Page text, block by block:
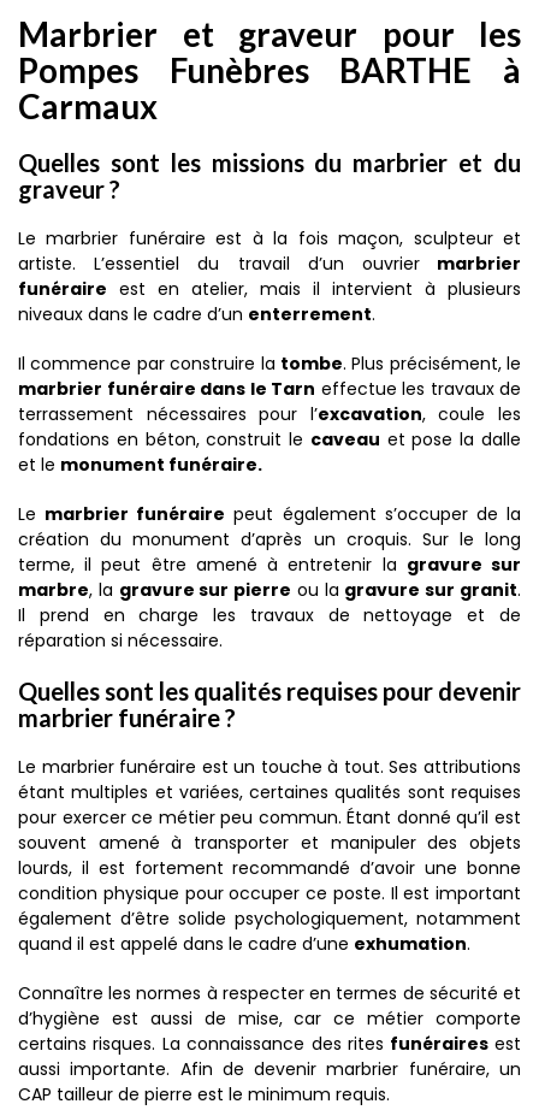
Marbrier et graveur pour les
Pompes Funèbres BARTHE à
Carmaux
Quelles sont les missions du marbrier et du
graveur ?
Le marbrier funéraire est à la fois maçon, sculpteur et
artiste. L’essentiel du travail d’un ouvriermarbrier
funéraire est en atelier, mais il intervient à plusieurs
niveaux dans le cadre d’un enterrement.
Il commence par construire la tombe. Plus précisément, le
marbrier funéraire dans le Tarn effectue les travaux de
terrassement nécessaires pour l’excavation, coule les
fondations en béton, construit le caveau et pose la dalle
et le monument funéraire.
Le marbrier funéraire peut également s’occuper de la
création du monument d’après un croquis. Sur le long
terme, il peut être amené à entretenir la gravure sur
marbre, la gravure sur pierre ou la gravure sur granit.
Il prend en charge les travaux de nettoyage et de
réparation si nécessaire.
Quelles sont les qualités requises pour devenir
marbrier funéraire ?
Le marbrier funéraire est un touche à tout. Ses attributions
étant multiples et variées, certaines qualités sont requises
pour exercer ce métier peu commun. Étant donné qu’il est
souvent amené à transporter et manipuler des objets
lourds, il est fortement recommandé d’avoir une bonne
condition physique pour occuper ce poste. Il est important
également d’être solide psychologiquement, notamment
quand il est appelé dans le cadre d’une exhumation.
Connaître les normes à respecter en termes de sécurité et
d’hygiène est aussi de mise, car ce métier comporte
certains risques. La connaissance des rites funérairesest
aussi importante. Afin de devenir marbrier funéraire, un
CAP tailleur de pierre est le minimum requis.